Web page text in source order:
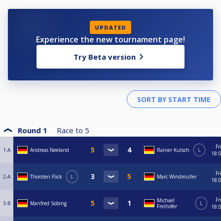
UPDATED
Experience the new tournament page!
Try Beta version
Round 1 Race to 5
1-A Andreas Neeland Rainer Kutsch L
Fri
2-A Thorsten Flick L Marc Windmüller
Fri
3-B Manfred Sobing
Michael
Freihöfer
L
Fri